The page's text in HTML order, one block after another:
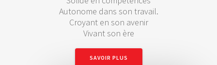
Autonome dans son travail.
Croyant en son avenir
Vivant son ère
SAVOIR PLUS